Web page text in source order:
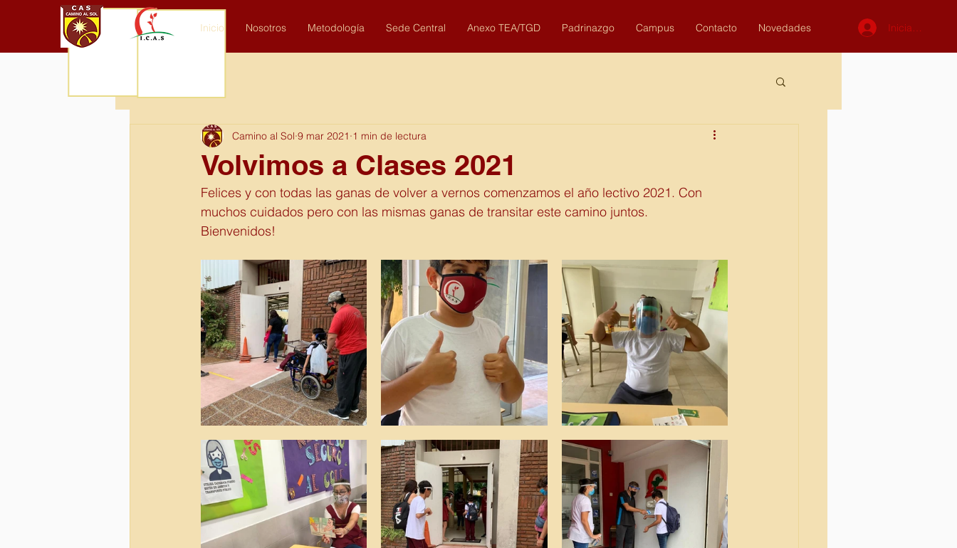
Inicio Nosotros Metodología Sede Central Anexo TEA/TGD Padrinazgo Campus Contacto Novedades Iniciar sesión
Volvimos a Clases 2021
Camino al Sol 9 mar 2021 1 min de lectura
Felices y con todas las ganas de volver a vernos comenzamos el año lectivo 2021. Con
muchos cuidados pero con las mismas ganas de transitar este camino juntos.
Bienvenidos!